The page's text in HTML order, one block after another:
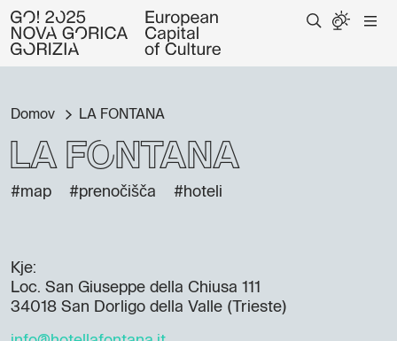
Domov LA FONTANA
LA FONTANA
#map #prenočišča #hoteli
Kje:
Loc. San Giuseppe della Chiusa 111
34018 San Dorligo della Valle (Trieste)